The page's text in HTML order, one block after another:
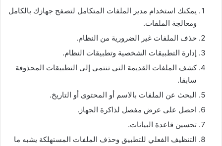
يمكنك استخدام مدير الملفات المتكامل لتصفح جهازك بالكامل
ومعالجة الملفات.
حذف الملفات غير الضرورية من النظام.
إدارة التطبيقات الشخصية وتطبيقات النظام.
كشف الملفات القديمة التي تنتمي إلى التطبيقات المحذوفة
سابقا.
البحث عن الملفات بالاسم أو المحتوى أو التاريخ.
احصل على عرض مفصل لذاكرة الجهاز.
تحسين قاعدة البيانات.
التنظيف الفعلي للتطبيق وحذف الملفات المستهلكة يشبه ما